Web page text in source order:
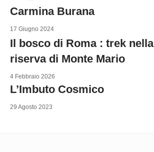
Carmina Burana
17 Giugno 2024
Il bosco di Roma : trek nella
riserva di Monte Mario
4 Febbraio 2026
L’Imbuto Cosmico
29 Agosto 2023